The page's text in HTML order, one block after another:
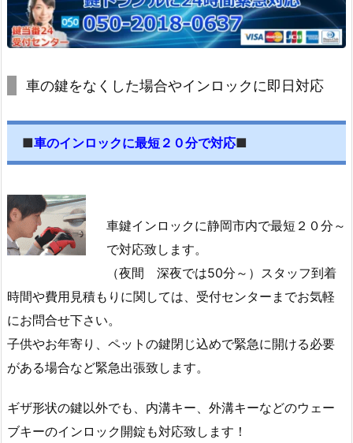
金
お
込
の
流
れ
3.
静
岡
静
岡
鍵
ト
ブ
ル
車の鍵をなくした場合やインロックに即日対応
■車のインロックに最短２０分で対応■
車鍵インロックに静岡市内で最短２０分～
で対応致します。
（夜間 深夜では50分～）スタッフ到着
時間や費用見積もりに関しては、受付センターまでお気軽
にお問合せ下さい。
子供やお年寄り、ペットの鍵閉じ込めで緊急に開ける必要
がある場合など緊急出張致します。
ギザ形状の鍵以外でも、内溝キー、外溝キーなどのウェー
ブキーのインロック開錠も対応致します！